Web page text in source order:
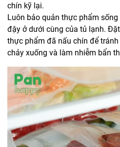
chín kỹ lại.
Luôn bảo quản thực phẩm
đậy ở dưới cùng của tủ lạnh.
thực phẩm đã nấu chín để
chảy xuống và làm nhiễm bẩn